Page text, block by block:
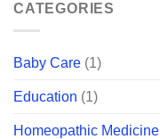
CATEGORIES
Baby Care (1)
Education (1)
Homeopathic Medicine